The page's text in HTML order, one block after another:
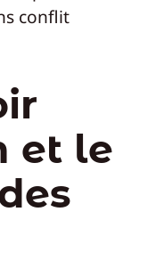
conflit
et le